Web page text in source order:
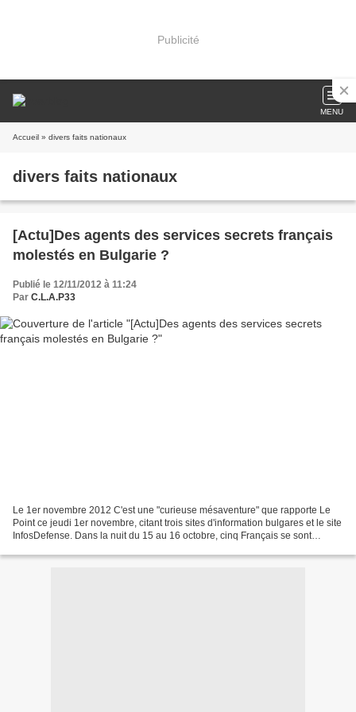
Publicité
MENU
Accueil » divers faits nationaux
divers faits nationaux
[Actu]Des agents des services secrets français
molestés en Bulgarie ?
Publié le 12/11/2012 à 11:24
Par C.L.A.P33
Le 1er novembre 2012 C'est une "curieuse mésaventure" que rapporte Le
Point ce jeudi 1er novembre, citant trois sites d'information bulgares et le site
InfosDefense. Dans la nuit du 15 au 16 octobre, cinq Français se sont